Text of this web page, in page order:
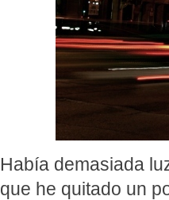
Había demasiada
que he quitado un